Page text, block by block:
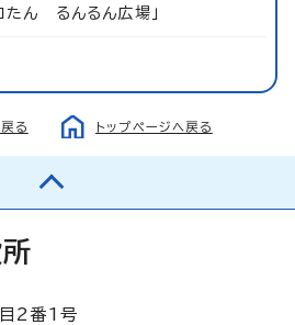
たん るんるん広場」
る トップページへ戻る
2番1号